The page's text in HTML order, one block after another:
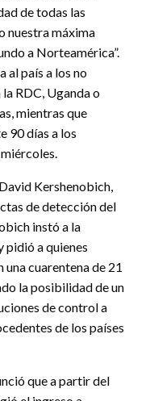
de todas las
nuestra máxima
a Norteamérica”.
al país a los no
RDC, Uganda o
mientras que
90 días a los
Kershenobich,
de detección del
instó a la
pidió a quienes
una cuarentena de 21
la posibilidad de un
de control a
de los países
que a partir del